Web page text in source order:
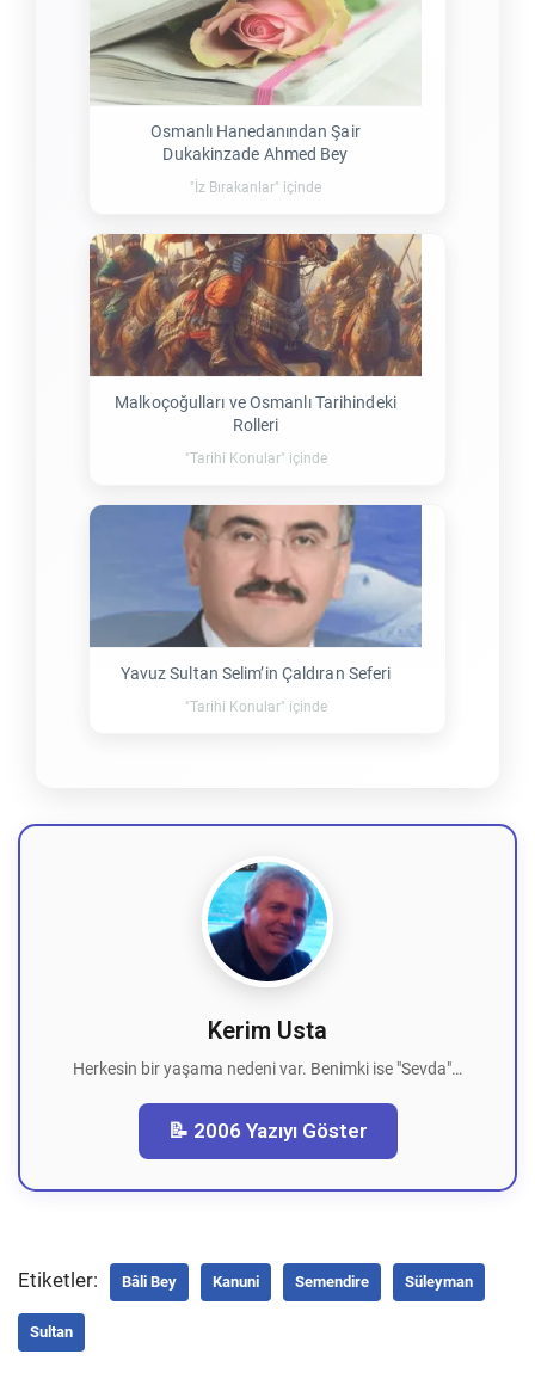
Osmanlı Hanedanından Şair
Dukakinzade Ahmed Bey
"İz Bırakanlar" içinde
Malkoçoğulları ve Osmanlı Tarihindeki
Rolleri
"Tarihi Konular" içinde
Yavuz Sultan Selim’in Çaldıran Seferi
"Tarihi Konular" içinde
Kerim Usta
Herkesin bir yaşama nedeni var. Benimki ise "Sevda"…
📝 2006 Yazıyı Göster
Etiketler: Bâli Bey Kanuni Semendire Süleyman
Sultan